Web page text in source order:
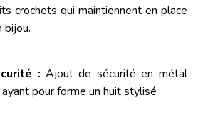
crochets qui maintiennent en place
bijou.
: Ajout de sécurité en métal
pour forme unhuit stylisé